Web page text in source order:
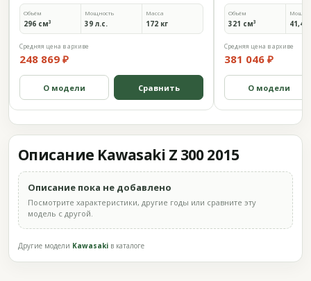
Объём
296 см³
Мощность
39 л.с.
Масса
172 кг
Средняя цена в архиве
248 869 ₽
О модели Сравнить
Объём
321 см³ 41,4
Средняя цена в архиве
381 046 ₽
О модели
Описание Kawasaki Z 300 2015
Описание пока не добавлено
Посмотрите характеристики, другие годы или сравните эту
модель с другой.
Другие модели Kawasaki в каталоге